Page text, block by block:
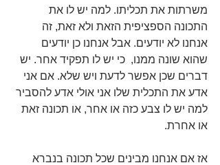
משרתות את תכליתו. למה יש לו את
התכונה הספציפית הזאת ולא זאת, זה
אנחנו לא יודעים. אבל אנחנו כן יודעים
שהוא שונה ממנו,  כי יש לו תפקיד אחר. יש
דברים שכן אפשר לדעת ויש שלא. אם אני
אדע את התכלית שלו אני אולי אדע להסביר
למה יש לו צבע כזה או אחר, או תכונה זאת
או אחרת.
אז אם אנחנו מבינים שכל תכונה בנברא